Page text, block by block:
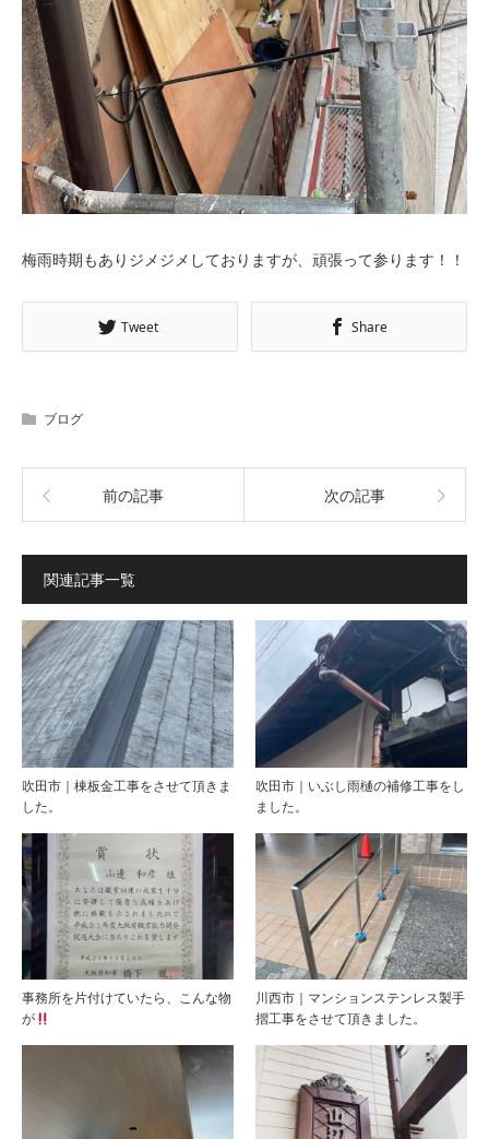
梅雨時期もありジメジメしておりますが、頑張って参ります！！
Tweet Share
ブログ
前の記事 次の記事
関連記事一覧
吹田市｜棟板金工事をさせて頂きま
した。
吹田市｜いぶし雨樋の補修工事をし
ました。
事務所を片付けていたら、こんな物
が
川西市｜マンションステンレス製手
摺工事をさせて頂きました。